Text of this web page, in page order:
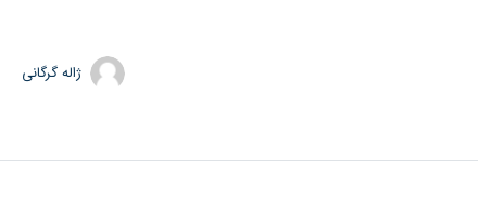
ژاله گرگانی